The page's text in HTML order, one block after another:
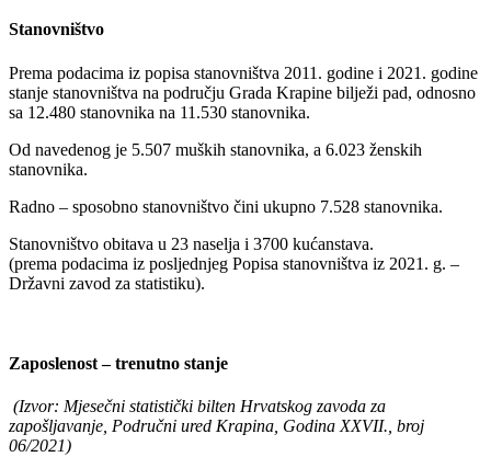
Stanovništvo
Prema podacima iz popisa stanovništva 2011. godine i 2021. godine
stanje stanovništva na području Grada Krapine bilježi pad, odnosno
sa 12.480 stanovnika na 11.530 stanovnika.
Od navedenog je 5.507 muških stanovnika, a 6.023 ženskih
stanovnika.
Radno – sposobno stanovništvo čini ukupno 7.528 stanovnika.
Stanovništvo obitava u 23 naselja i 3700 kućanstava.
(prema podacima iz posljednjeg Popisa stanovništva iz 2021. g. –
Državni zavod za statistiku).
Zaposlenost – trenutno stanje
(Izvor: Mjesečni statistički bilten Hrvatskog zavoda za
zapošljavanje, Područni ured Krapina, Godina XXVII., broj
06/2021)